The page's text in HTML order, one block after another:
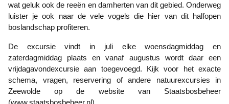
wat geluk ook de reeën en damherten van dit gebied. Onderweg
luister je ook naar de vele vogels die hier van dit halfopen
boslandschap profiteren.
De excursie vindt in juli elke woensdagmiddag en
zaterdagmiddag plaats en vanaf augustus wordt daar een
vrijdagavondexcursie aan toegevoegd. Kijk voor het exacte
schema, vragen, reservering of andere natuurexcursies in
Zeewolde op de website van Staatsbosbeheer
(www.staatsbosbeheer.nl).